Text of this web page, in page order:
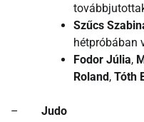
Szűcs
hétpróbában
Fodor Júlia,
Roland, Tóth
– Judo